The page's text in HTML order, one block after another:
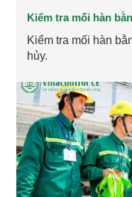
Kiểm tra mối hàn
Kiểm tra mối hàn
hủy.